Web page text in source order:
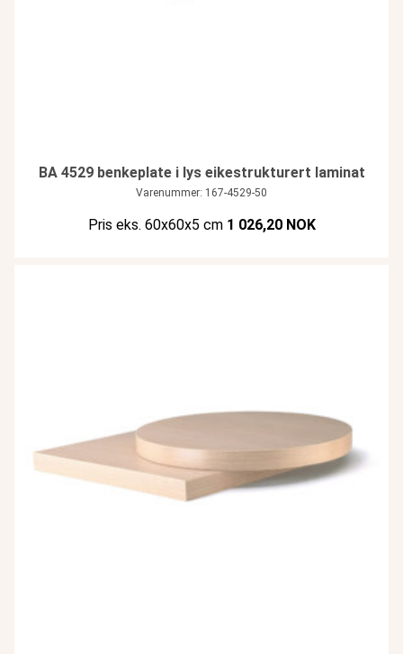
BA 4529 benkeplate i lys eikestrukturert laminat
Varenummer: 167-4529-50
Pris eks. 60x60x5 cm 1 026,20 NOK